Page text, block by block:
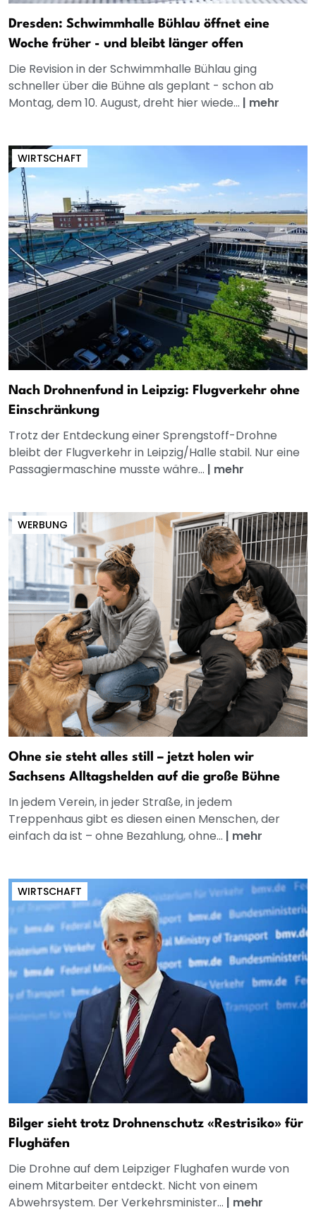
Dresden: Schwimmhalle Bühlau öffnet eine
Woche früher - und bleibt länger offen
Die Revision in der Schwimmhalle Bühlau ging
schneller über die Bühne als geplant - schon ab
Montag, dem 10. August, dreht hier wiede... | mehr
WIRTSCHAFT
Nach Drohnenfund in Leipzig: Flugverkehr ohne
Einschränkung
Trotz der Entdeckung einer Sprengstoff-Drohne
bleibt der Flugverkehr in Leipzig/Halle stabil. Nur eine
Passagiermaschine musste währe... | mehr
WERBUNG
Ohne sie steht alles still – jetzt holen wir
Sachsens Alltagshelden auf die große Bühne
In jedem Verein, in jeder Straße, in jedem
Treppenhaus gibt es diesen einen Menschen, der
einfach da ist – ohne Bezahlung, ohne... | mehr
WIRTSCHAFT
Bilger sieht trotz Drohnenschutz «Restrisiko» für
Flughäfen
Die Drohne auf dem Leipziger Flughafen wurde von
einem Mitarbeiter entdeckt. Nicht von einem
Abwehrsystem. Der Verkehrsminister... | mehr